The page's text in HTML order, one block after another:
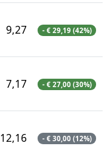
9,27 - € 29,19 (42%)
7,17 - € 27,00 (30%)
12,16 - € 30,00 (12%)